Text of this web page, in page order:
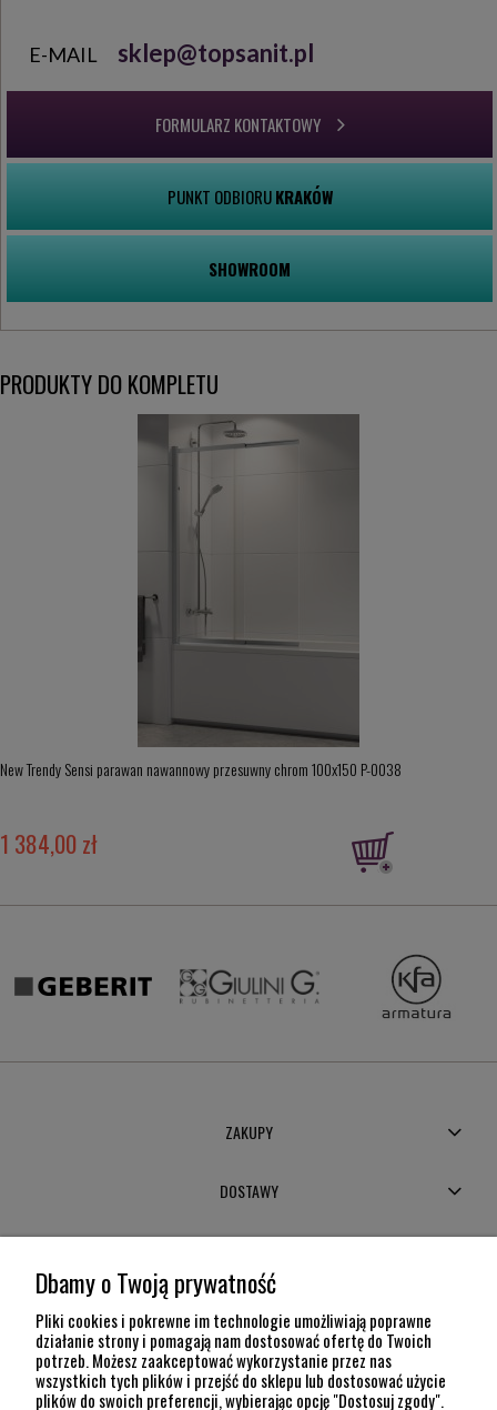
E-MAIL sklep@topsanit.pl
FORMULARZ KONTAKTOWY
PUNKT ODBIORUKRAKÓW
SHOWROOM
PRODUKTY DO KOMPLETU
New Trendy Sensi parawan nawannowy przesuwny chrom 100x150 P-0038
1 384,00 zł
ZAKUPY
DOSTAWY
POMOC
INFORMACJE
Dbamy o Twoją prywatność
Pliki cookies i pokrewne im technologie umożliwiają poprawne
działanie strony i pomagają nam dostosować ofertę do Twoich
potrzeb. Możesz zaakceptować wykorzystanie przez nas
wszystkich tych plików i przejść do sklepu lub dostosować użycie
plików do swoich preferencji, wybierając opcję "Dostosuj zgody".